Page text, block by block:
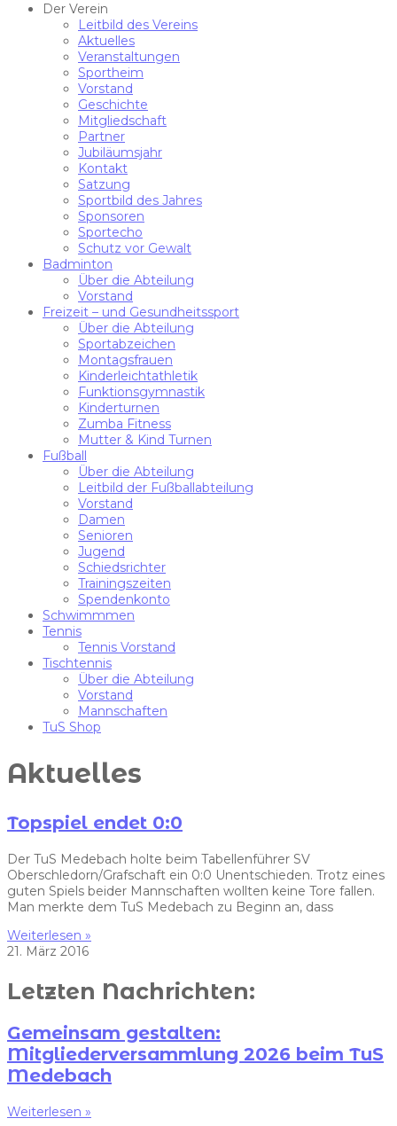
Der Verein
Leitbild des Vereins
Aktuelles
Veranstaltungen
Sportheim
Vorstand
Geschichte
Mitgliedschaft
Partner
Jubiläumsjahr
Kontakt
Satzung
Sportbild des Jahres
Sponsoren
Sportecho
Schutz vor Gewalt
Badminton
Über die Abteilung
Vorstand
Freizeit – und Gesundheitssport
Über die Abteilung
Sportabzeichen
Montagsfrauen
Kinderleichtathletik
Funktionsgymnastik
Kinderturnen
Zumba Fitness
Mutter & Kind Turnen
Fußball
Über die Abteilung
Leitbild der Fußballabteilung
Vorstand
Damen
Senioren
Jugend
Schiedsrichter
Trainingszeiten
Spendenkonto
Schwimmmen
Tennis
Tennis Vorstand
Tischtennis
Über die Abteilung
Vorstand
Mannschaften
TuS Shop
Aktuelles
Topspiel endet 0:0
Der TuS Medebach holte beim Tabellenführer SV
Oberschledorn/Grafschaft ein 0:0 Unentschieden. Trotz eines
guten Spiels beider Mannschaften wollten keine Tore fallen.
Man merkte dem TuS Medebach zu Beginn an, dass
Weiterlesen »
21. März 2016
Letzten Nachrichten:
Gemeinsam gestalten:
Mitgliederversammlung 2026 beim TuS
Medebach
Weiterlesen »